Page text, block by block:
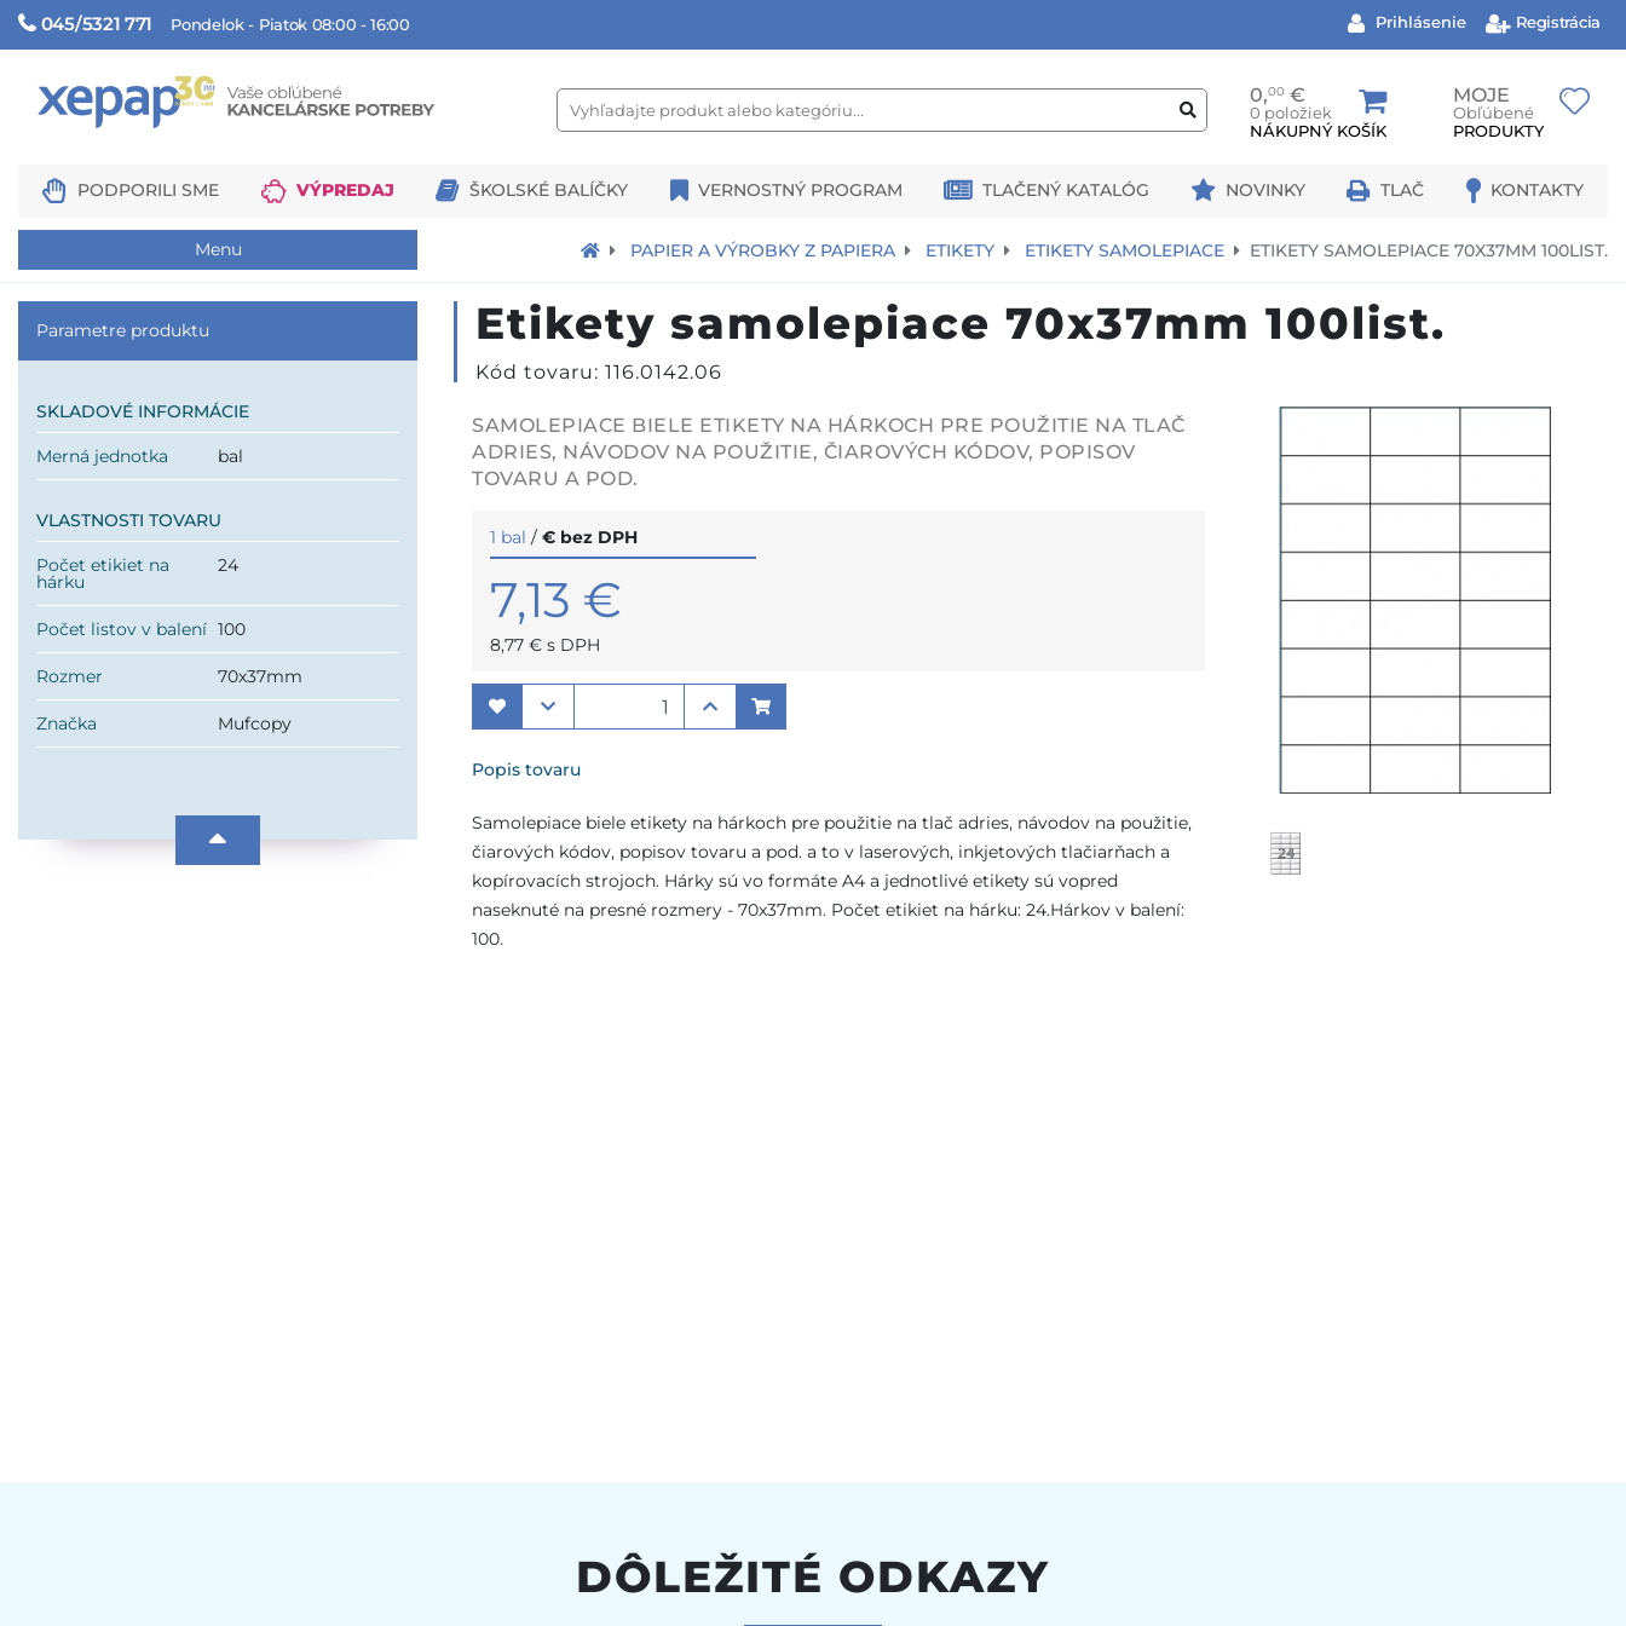
045/5321 771 Pondelok - Piatok 08:00 - 16:00 Prihlásenie Registrácia
MOJE
Obľúbené
PRODUKTY
0,00 €
0 položiek
NÁKUPNÝ KOŠÍK
PODPORILI SME VÝPREDAJ ŠKOLSKÉ BALÍČKY VERNOSTNÝ PROGRAM TLAČENÝ KATALÓG NOVINKY TLAČ KONTAKTY
Menu PAPIER A VÝROBKY Z PAPIERA ETIKETY ETIKETY SAMOLEPIACE ETIKETY SAMOLEPIACE 70X37MM 100LIST.
Parametre produktu
SKLADOVÉ INFORMÁCIE
Merná jednotka bal
VLASTNOSTI TOVARU
Počet etikiet na
hárku
24
Počet listov v balení 100
Rozmer 70x37mm
Značka Mufcopy
Etikety samolepiace 70x37mm 100list.
Kód tovaru: 116.0142.06
SAMOLEPIACE BIELE ETIKETY NA HÁRKOCH PRE POUŽITIE NA TLAČ
ADRIES, NÁVODOV NA POUŽITIE, ČIAROVÝCH KÓDOV, POPISOV
TOVARU A POD.
1 bal / € bez DPH
7,13 €
8,77 € s DPH
Popis tovaru
Samolepiace biele etikety na hárkoch pre použitie na tlač adries, návodov na použitie,
čiarových kódov, popisov tovaru a pod. a to v laserových, inkjetových tlačiarňach a
kopírovacích strojoch. Hárky sú vo formáte A4 a jednotlivé etikety sú vopred
naseknuté na presné rozmery - 70x37mm. Počet etikiet na hárku: 24.Hárkov v balení:
100.
DÔLEŽITÉ ODKAZY